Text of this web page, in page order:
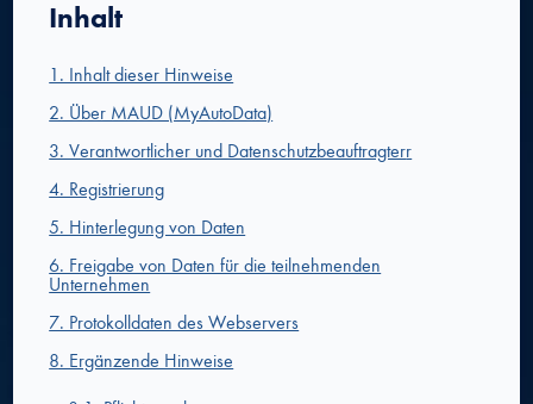
Inhalt
1. Inhalt dieser Hinweise
2. Über MAUD (MyAutoData)
3. Verantwortlicher und Datenschutzbeauftragterr
4. Registrierung
5. Hinterlegung von Daten
6. Freigabe von Daten für die teilnehmenden
Unternehmen
7. Protokolldaten des Webservers
8. Ergänzende Hinweise